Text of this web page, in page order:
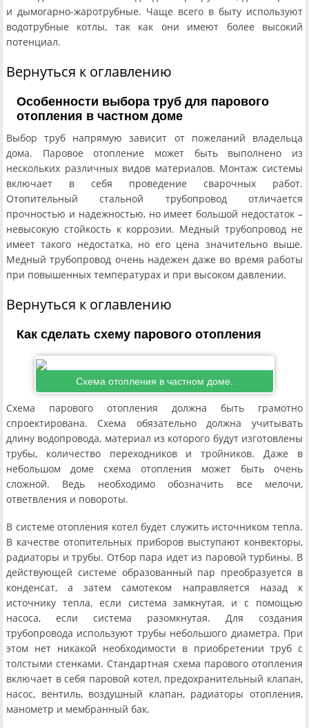
и дымогарно-жаротрубные. Чаще всего в быту используют
водотрубные котлы, так как они имеют более высокий
потенциал.
Вернуться к оглавлению
Особенности выбора труб для парового
отопления в частном доме
Выбор труб напрямую зависит от пожеланий владельца
дома. Паровое отопление может быть выполнено из
нескольких различных видов материалов. Монтаж системы
включает в себя проведение сварочных работ.
Отопительный стальной трубопровод отличается
прочностью и надежностью, но имеет большой недостаток –
невысокую стойкость к коррозии. Медный трубопровод не
имеет такого недостатка, но его цена значительно выше.
Медный трубопровод очень надежен даже во время работы
при повышенных температурах и при высоком давлении.
Вернуться к оглавлению
Как сделать схему парового отопления
Схема отопления в частном доме.
Схема парового отопления должна быть грамотно
спроектирована. Схема обязательно должна учитывать
длину водопровода, материал из которого будут изготовлены
трубы, количество переходников и тройников. Даже в
небольшом доме схема отопления может быть очень
сложной. Ведь необходимо обозначить все мелочи,
ответвления и повороты.
В системе отопления котел будет служить источником тепла.
В качестве отопительных приборов выступают конвекторы,
радиаторы и трубы. Отбор пара идет из паровой турбины. В
действующей системе образованный пар преобразуется в
конденсат, а затем самотеком направляется назад к
источнику тепла, если система замкнутая, и с помощью
насоса, если система разомкнутая. Для создания
трубопровода используют трубы небольшого диаметра. При
этом нет никакой необходимости в приобретении труб с
толстыми стенками. Стандартная схема парового отопления
включает в себя паровой котел, предохранительный клапан,
насос, вентиль, воздушный клапан, радиаторы отопления,
манометр и мембранный бак.